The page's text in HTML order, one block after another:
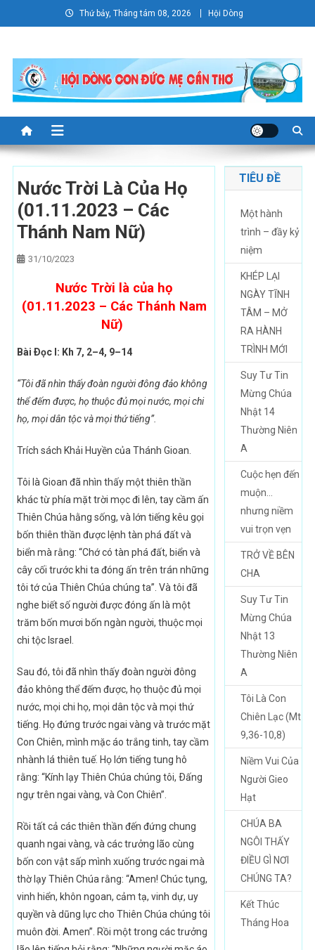
to
Thứ bảy, Tháng tám 08, 2026 Hội Dòng
Nước Trời Là Của Họ
(01.11.2023 – Các
Thánh Nam Nữ)
31/10/2023
Nước Trời là của họ
(01.11.2023 – Các Thánh Nam
Nữ)
Bài Ðọc I: Kh 7, 2–4, 9–14
“Tôi đã nhìn thấy đoàn người đông đảo không
thể đếm được, họ thuộc đủ mọi nước, mọi chi
họ, mọi dân tộc và mọi thứ tiếng”.
Trích sách Khải Huyền của Thánh Gioan.
Tôi là Gioan đã nhìn thấy một thiên thần
khác từ phía mặt trời mọc đi lên, tay cầm ấn
Thiên Chúa hằng sống, và lớn tiếng kêu gọi
bốn thiên thần được lệnh tàn phá đất và
biển mà rằng: “Chớ có tàn phá đất, biển và
cây cối trước khi ta đóng ấn trên trán những
tôi tớ của Thiên Chúa chúng ta”. Và tôi đã
nghe biết số người được đóng ấn là một
trăm bốn mươi bốn ngàn người, thuộc mọi
chi tộc Israel.
Sau đó, tôi đã nhìn thấy đoàn người đông
đảo không thể đếm được, họ thuộc đủ mọi
nước, mọi chi họ, mọi dân tộc và mọi thứ
tiếng. Họ đứng trước ngai vàng và trước mặt
Con Chiên, mình mặc áo trắng tinh, tay cầm
nhành lá thiên tuế. Họ lớn tiếng tung hô
rằng: “Kính lạy Thiên Chúa chúng tôi, Ðấng
ngự trên ngai vàng, và Con Chiên”.
Rồi tất cả các thiên thần đến đứng chung
quanh ngai vàng, và các trưởng lão cùng
bốn con vật sấp mình xuống trước ngai mà
thờ lạy Thiên Chúa rằng: “Amen! Chúc tụng,
vinh hiển, khôn ngoan, cảm tạ, vinh dự, uy
quyền và dũng lực cho Thiên Chúa chúng tôi
muôn đời. Amen”. Rồi một trong các trưởng
TIÊU ĐỀ
Một hành
trình – đầy kỷ
niệm
KHÉP LẠI
NGÀY TĨNH
TÂM – MỞ
RA HÀNH
TRÌNH MỚI
Suy Tư Tin
Mừng Chúa
Nhật 14
Thường Niên
A
Cuộc hẹn đến
muộn…
nhưng niềm
vui trọn vẹn
TRỞ VỀ BÊN
CHA
Suy Tư Tin
Mừng Chúa
Nhật 13
Thường Niên
A
Tôi Là Con
Chiên Lạc (Mt
9,36-10,8)
Niềm Vui Của
Người Gieo
Hạt
CHÚA BA
NGÔI THẤY
ĐIỀU GÌ NƠI
CHÚNG TA?
Kết Thúc
Tháng Hoa